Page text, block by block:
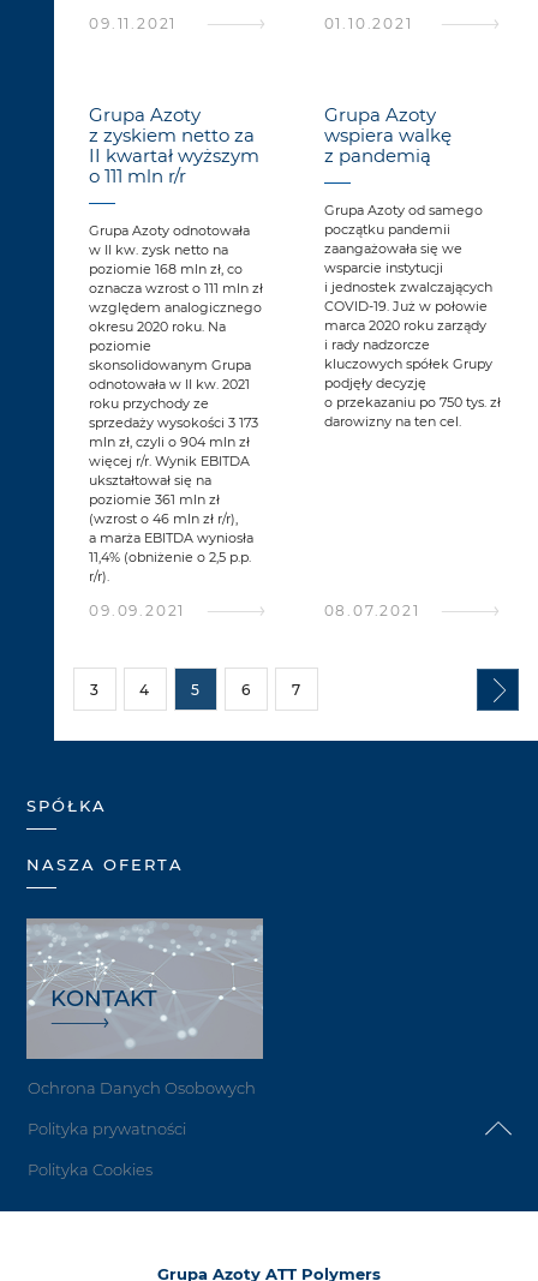
09.11.2021 01.10.2021
Grupa Azoty
z zyskiem netto za
II kwartał wyższym
o 111 mln r/r
Grupa Azoty odnotowała
w II kw. zysk netto na
poziomie 168 mln zł, co
oznacza wzrost o 111 mln zł
względem analogicznego
okresu 2020 roku. Na
poziomie
skonsolidowanym Grupa
odnotowała w II kw. 2021
roku przychody ze
sprzedaży wysokości 3 173
mln zł, czyli o 904 mln zł
więcej r/r. Wynik EBITDA
ukształtował się na
poziomie 361 mln zł
(wzrost o 46 mln zł r/r),
a marża EBITDA wyniosła
11,4% (obniżenie o 2,5 p.p.
r/r).
09.09.2021
Grupa Azoty
wspiera walkę
z pandemią
Grupa Azoty od samego
początku pandemii
zaangażowała się we
wsparcie instytucji
i jednostek zwalczających
COVID-19. Już w połowie
marca 2020 roku zarządy
i rady nadzorcze
kluczowych spółek Grupy
podjęły decyzję
o przekazaniu po 750 tys. zł
darowizny na ten cel.
08.07.2021
3 4 5 6 7
SPÓŁKA
NASZA OFERTA
KONTAKT
Ochrona Danych Osobowych
Polityka prywatności
Polityka Cookies
Grupa Azoty ATT Polymers